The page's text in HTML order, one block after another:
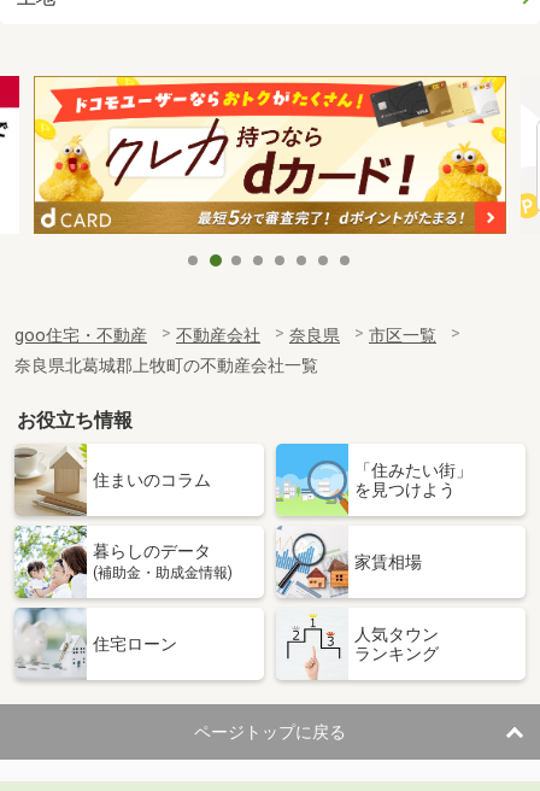
goo住宅・不動産 不動産会社 奈良県
市区一覧
奈良県北葛城郡上牧町の不動産会社一覧
お役立ち情報
住まいのコラム
「住みたい街」
を見つけよう
暮らしのデータ
(補助金・助成金情報)
家賃相場
住宅ローン
人気タウン
ランキング
ページトップに戻る